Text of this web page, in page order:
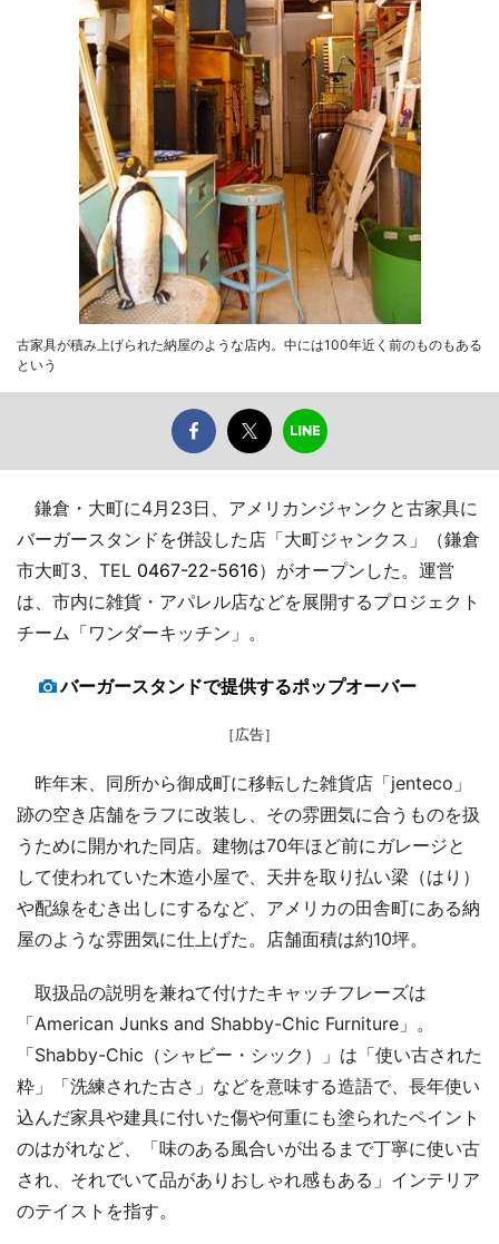
古家具が積み上げられた納屋のような店内。中には100年近く前のものもある
という
鎌倉・大町に4月23日、アメリカンジャンクと古家具に
バーガースタンドを併設した店「大町ジャンクス」（鎌倉
市大町3、TEL 0467-22-5616）がオープンした。運営
は、市内に雑貨・アパレル店などを展開するプロジェクト
チーム「ワンダーキッチン」。
バーガースタンドで提供するポップオーバー
［広告］
昨年末、同所から御成町に移転した雑貨店「jenteco」
跡の空き店舗をラフに改装し、その雰囲気に合うものを扱
うために開かれた同店。建物は70年ほど前にガレージと
して使われていた木造小屋で、天井を取り払い梁（はり）
や配線をむき出しにするなど、アメリカの田舎町にある納
屋のような雰囲気に仕上げた。店舗面積は約10坪。
取扱品の説明を兼ねて付けたキャッチフレーズは
「American Junks and Shabby-Chic Furniture」。
「Shabby-Chic（シャビー・シック）」は「使い古された
粋」「洗練された古さ」などを意味する造語で、長年使い
込んだ家具や建具に付いた傷や何重にも塗られたペイント
のはがれなど、「味のある風合いが出るまで丁寧に使い古
され、それでいて品がありおしゃれ感もある」インテリア
のテイストを指す。